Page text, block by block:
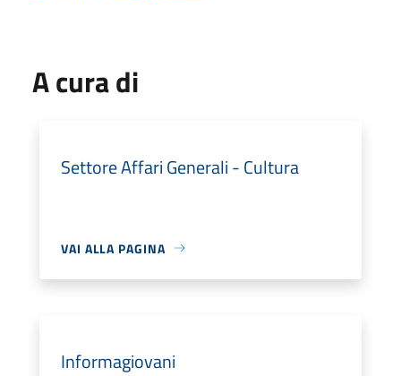
A cura di
Settore Affari Generali - Cultura
VAI ALLA PAGINA
Informagiovani